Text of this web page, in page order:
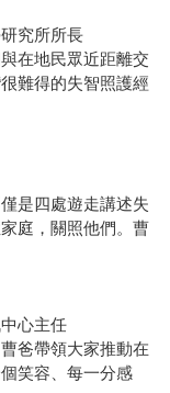
究所所長
在地民眾近距離交
難得的失智照護經
是四處遊走講述失
庭，關照他們。曹
心主任
爸帶領大家推動在
笑容、每一分感